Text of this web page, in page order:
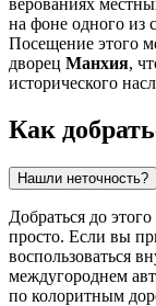
на фоне одного из
Посещение этого
дворец Манхия,
исторического
Как
Нашли неточность?
Добраться до
просто. Если вы
воспользоваться
междугороднем
по колоритным